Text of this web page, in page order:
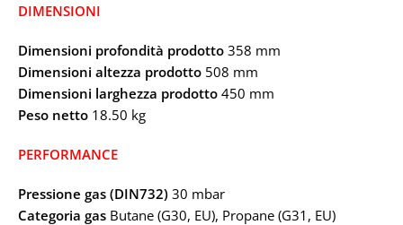
DIMENSIONI
Dimensioni profondità prodotto 358 mm
Dimensioni altezza prodotto 508 mm
Dimensioni larghezza prodotto 450 mm
Peso netto 18.50 kg
PERFORMANCE
Pressione gas (DIN732) 30 mbar
Categoria gas Butane (G30, EU), Propane (G31, EU)